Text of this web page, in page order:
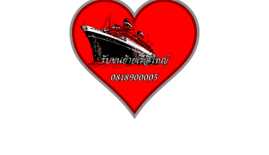
0818900005
บริษัท
ของ
เรา
เชี่ยวชาญ
งาน
ย้าย
เรือ